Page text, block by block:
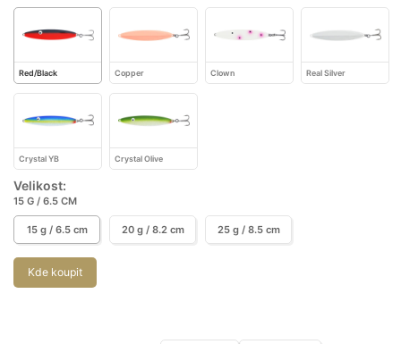
Red/Black Copper Clown Real Silver
Crystal YB Crystal Olive
Velikost:
15 G / 6.5 CM
15 g / 6.5 cm 20 g / 8.2 cm 25 g / 8.5 cm
Kde koupit